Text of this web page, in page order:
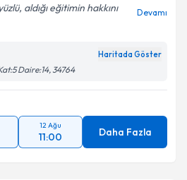
aldığı eğitimin hakkını
Devamı
Haritada Göster
Daire:14, 34764
12 Ağu
11:00 Daha Fazla